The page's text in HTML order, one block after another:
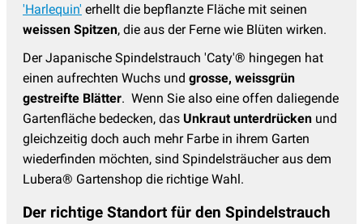
'Harlequin' erhellt die bepflanzte Fläche mit seinen
weissen Spitzen, die aus der Ferne wie Blüten wirken.
Der Japanische Spindelstrauch 'Caty'® hingegen hat
einen aufrechten Wuchs und grosse, weissgrün
gestreifte Blätter. Wenn Sie also eine offen daliegende
Gartenfläche bedecken, das Unkraut unterdrücken und
gleichzeitig doch auch mehr Farbe in ihrem Garten
wiederfinden möchten, sind Spindelsträucher aus dem
Lubera® Gartenshop die richtige Wahl.
Der richtige Standort für den Spindelstrauch